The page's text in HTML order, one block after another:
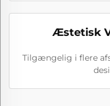
Æstetisk
Tilgængelig i flere